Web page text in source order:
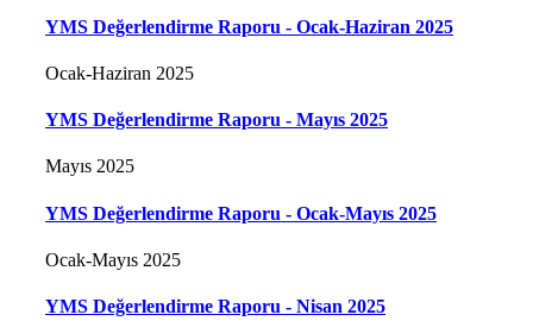
YMS Değerlendirme Raporu - Ocak-Haziran 2025
Ocak-Haziran 2025
YMS Değerlendirme Raporu - Mayıs 2025
Mayıs 2025
YMS Değerlendirme Raporu - Ocak-Mayıs 2025
Ocak-Mayıs 2025
YMS Değerlendirme Raporu - Nisan 2025